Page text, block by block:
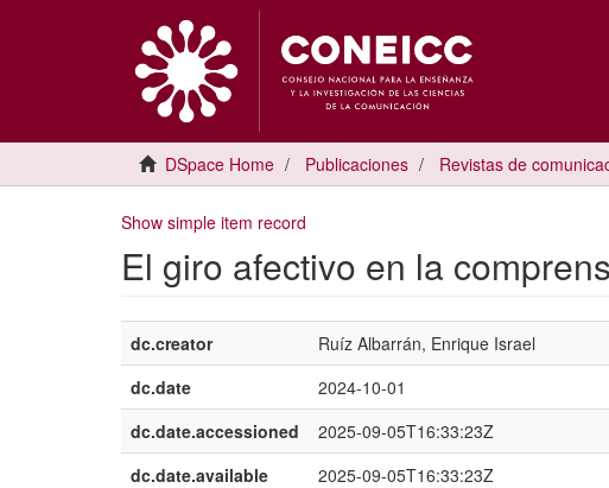
DSpace Home Publicaciones Revistas de
Show simple item record
El giro afectivo en la
dc.creator
Ruíz Albarrán, Enrique Israel
dc.date
2024-10-01
dc.date.accessioned
2025-09-05T16:33:23Z
dc.date.available
2025-09-05T16:33:23Z